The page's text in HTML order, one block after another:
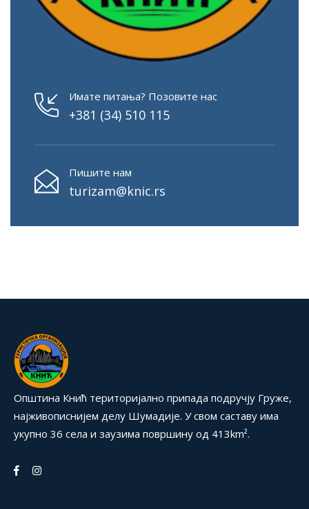
Имате питања? Позовите нас
+381 (34) 510 115
Пишите нам
turizam@knic.rs
Општина Кнић територијално припада подручју Груже,
најживописнијем делу Шумадије. У свом саставу има
укупно 36 села и заузима површину од 413km².